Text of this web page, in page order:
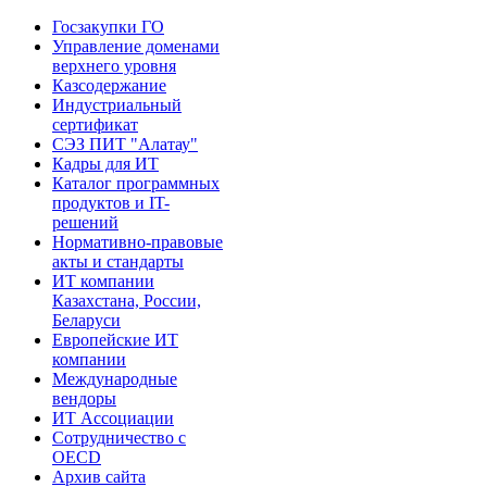
Госзакупки ГО
Управление доменами
верхнего уровня
Казсодержание
Индустриальный
сертификат
СЭЗ ПИТ "Алатау"
Кадры для ИТ
Каталог программных
продуктов и IT-
решений
Нормативно-правовые
акты и стандарты
ИТ компании
Казахстана, России,
Беларуси
Европейские ИТ
компании
Международные
вендоры
ИТ Ассоциации
Сотрудничество с
OECD
Архив сайта